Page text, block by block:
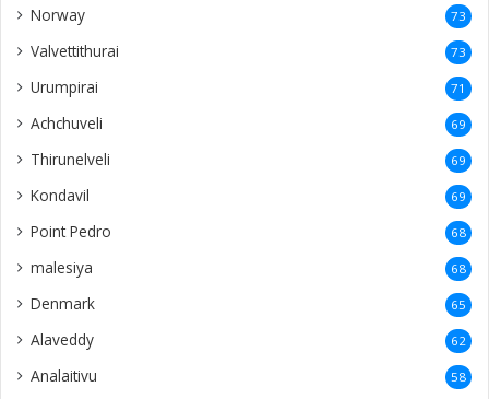
Norway 73
Valvettithurai 73
Urumpirai 71
Achchuveli 69
Thirunelveli 69
Kondavil 69
Point Pedro 68
malesiya 68
Denmark 65
Alaveddy 62
Analaitivu 58